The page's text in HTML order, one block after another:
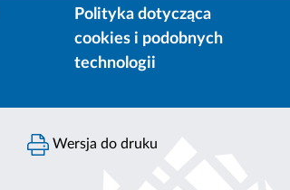
Polityka dotycząca
cookies i podobnych
technologii
Wersja do druku